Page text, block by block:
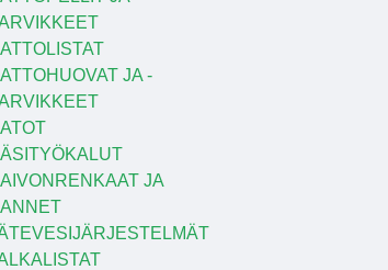
JA -
JA